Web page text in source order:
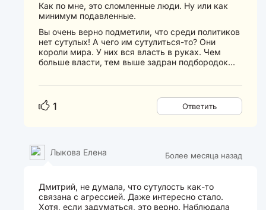
Как по мне, это сломленные люди. Ну или как
минимум подавленные.
Вы очень верно подметили, что среди политиков
нет сутулых! А чего им сутулиться-то? Они
короли мира. У них вся власть в руках. Чем
больше власти, тем выше задран подбородок...
1 Ответить
Более месяца назад
Лыкова Елена
Дмитрий, не думала, что сутулость как-то
связана с агрессией. Даже интересно стало.
Хотя, если задуматься, это верно. Наблюдала